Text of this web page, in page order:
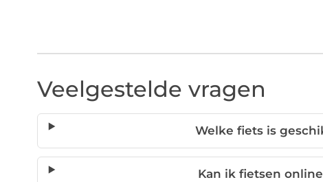
Veelgestelde vragen
Welke fiets is
Kan ik fietsen